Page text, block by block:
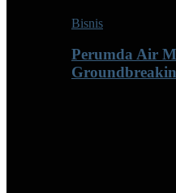
Bisnis
Perumda Air